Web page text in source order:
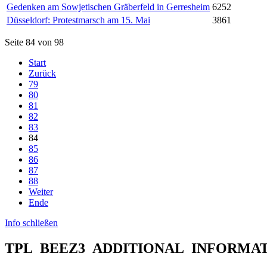
Gedenken am Sowjetischen Gräberfeld in Gerresheim 6252
Düsseldorf: Protestmarsch am 15. Mai
3861
Seite 84 von 98
Start
Zurück
79
80
81
82
83
84
85
86
87
88
Weiter
Ende
Info schließen